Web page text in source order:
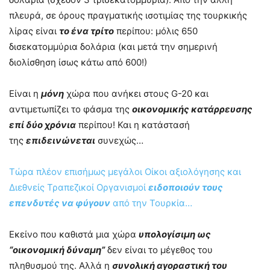
πλευρά, σε όρους πραγματικής ισοτιμίας της τουρκικής
λίρας είναι το ένα τρίτο περίπου: μόλις 650
δισεκατομμύρια δολάρια (και μετά την σημερινή
διολίσθηση ίσως κάτω από 600!)
Είναι η μόνη χώρα που ανήκει στους G-20 και
αντιμετωπίζει το φάσμα της οικονομικής κατάρρευσης
επί δύο χρόνια περίπου! Και η κατάστασή
της επιδεινώνεται συνεχώς…
Τώρα πλέον επισήμως μεγάλοι Οίκοι αξιολόγησης και
Διεθνείς Τραπεζικοί Οργανισμοί ειδοποιούν τους
επενδυτές να φύγουν από την Τουρκία…
Εκείνο που καθιστά μια χώρα υπολογίσιμη ως
“οικονομική δύναμη”δεν είναι το μέγεθος του
πληθυσμού της. Αλλά η συνολική αγοραστική του